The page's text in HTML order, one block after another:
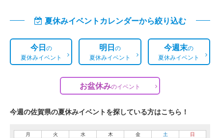
夏休みイベントカレンダーから絞り込む
今日の
夏休みイベント
明日の
夏休みイベント
今週末の
夏休みイベント
お盆休みのイベント
今週の佐賀県の夏休みイベントを探している方はこちら！
月 火 水 木 金 土 日